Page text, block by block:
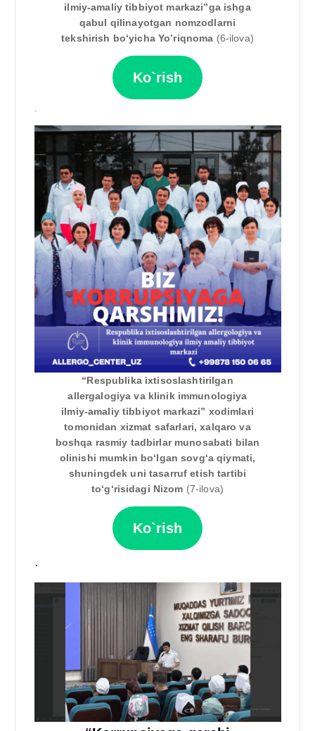
ilmiy-amaliy tibbiyot markazi”ga ishga
qabul qilinayotgan nomzodlarni
tekshirish boʻyicha Yo’riqnoma (6-ilova)
Ko`rish
“Respublika ixtisoslashtirilgan
allergalogiya va klinik immunologiya
ilmiy-amaliy tibbiyot markazi” xodimlari
tomonidan xizmat safarlari, xalqaro va
boshqa rasmiy tadbirlar munosabati bilan
olinishi mumkin bo‘lgan sovg‘a qiymati,
shuningdek uni tasarruf etish tartibi
to‘g‘risidagi Nizom (7-ilova)
Ko`rish
.